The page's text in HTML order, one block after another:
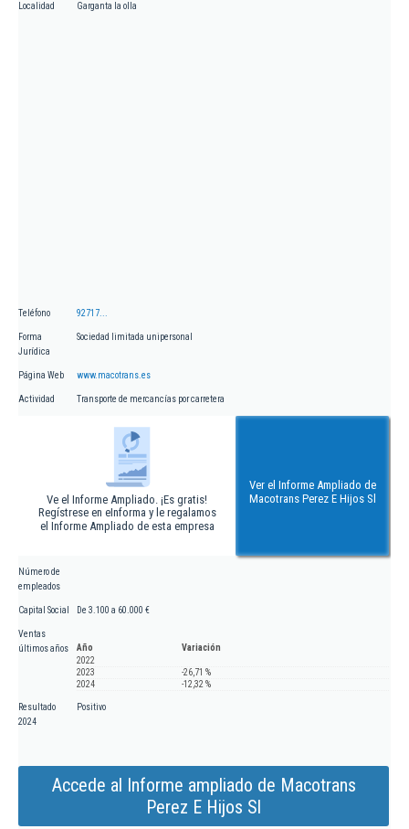
Localidad Garganta la olla
Teléfono 92717...
Forma
Jurídica
Sociedad limitada unipersonal
Página Web www.macotrans.es
Actividad Transporte de mercancías por carretera
Ve el Informe Ampliado. ¡Es gratis!
Regístrese en eInforma y le regalamos
el Informe Ampliado de esta empresa
Ver el Informe Ampliado de
Macotrans Perez E Hijos Sl
Número de
empleados
Capital Social De 3.100 a 60.000 €
Ventas
últimos años
Año
Variación
2022
2023
-26,71 %
2024
-12,32 %
Resultado
2024
Positivo
Accede al Informe ampliado de Macotrans
Perez E Hijos Sl